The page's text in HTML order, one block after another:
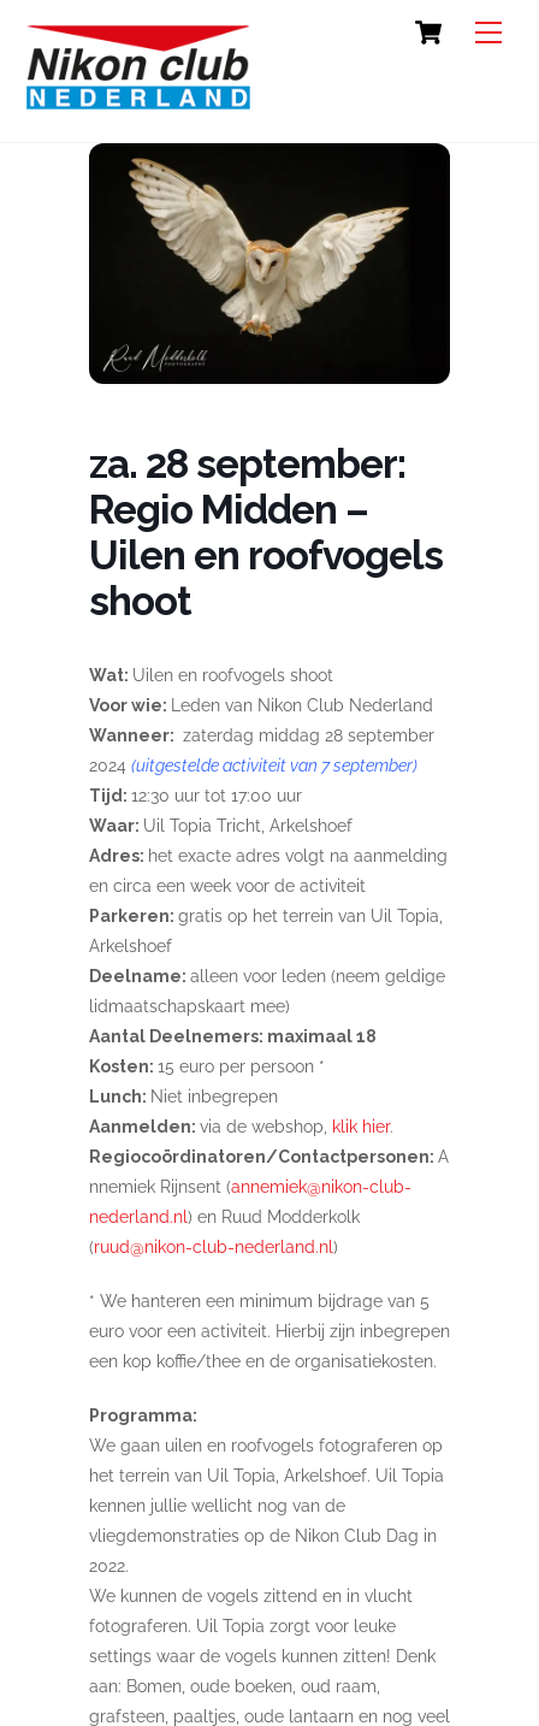
content
Cart
za. 28 september:
Regio Midden –
Uilen en roofvogels
shoot
Wat: Uilen en roofvogels shoot
Voor wie:
Leden van Nikon Club Nederland
Wanneer: zaterdag middag 28 september
2024 (uitgestelde activiteit van 7 september)
Tijd: 12:30 uur tot 17:00 uur
Waar: Uil Topia Tricht, Arkelshoef
Adres: het exacte adres volgt na aanmelding
en circa een week voor de activiteit
Parkeren: gratis op het terrein van Uil Topia,
Arkelshoef
Deelname: alleen voor leden (neem geldige
lidmaatschapskaart mee)
Aantal Deelnemers: maximaal 18
Kosten: 15 euro per persoon *
Lunch: Niet inbegrepen
Aanmelden: via de webshop, klik hier.
Regiocoördinatoren/Contactpersonen: A
nnemiek Rijnsent (annemiek@nikon-club-
nederland.nl ) en Ruud Modderkolk
(ruud@nikon-club-nederland.nl )
* We hanteren een minimum bijdrage van 5
euro voor een activiteit. Hierbij zijn inbegrepen
een kop koffie/thee en de organisatiekosten.
Programma:
We gaan uilen en roofvogels fotograferen op
het terrein van Uil Topia, Arkelshoef. Uil Topia
kennen jullie wellicht nog van de
vliegdemonstraties op de Nikon Club Dag in
2022.
We kunnen de vogels zittend en in vlucht
fotograferen. Uil Topia zorgt voor leuke
settings waar de vogels kunnen zitten! Denk
aan: Bomen, oude boeken, oud raam,
grafsteen, paaltjes, oude lantaarn en nog veel